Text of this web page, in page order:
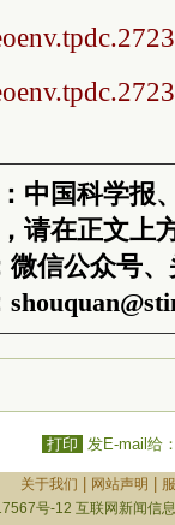
中国科学报
请在正文上
信公众号
打印 发E-mail给
关于我们 网站声明
号-12 互联网新闻信